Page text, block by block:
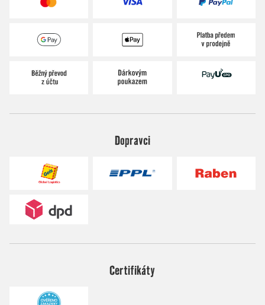
Dopravci
Certifikáty